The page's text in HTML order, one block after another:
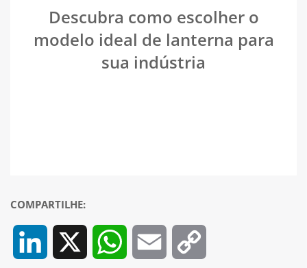
Descubra como escolher o
modelo ideal de lanterna para
sua indústria
COMPARTILHE:
LinkedIn WhatsAppEmail